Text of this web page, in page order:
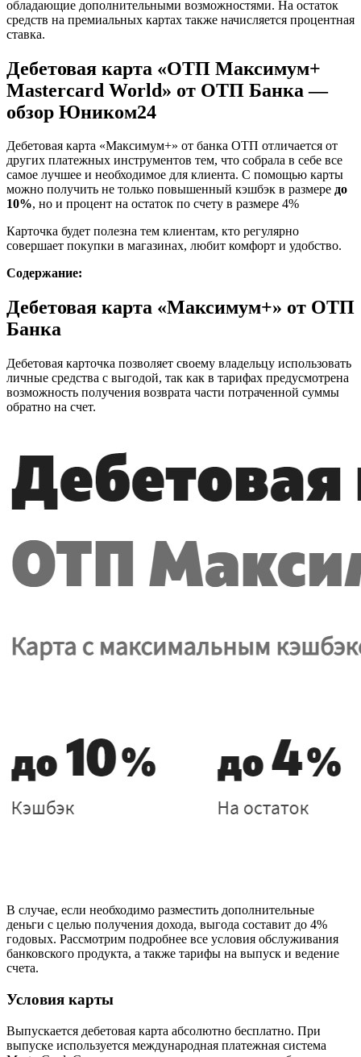
обладающие дополнительными возможностями. На остаток
средств на премиальных картах также начисляется процентная
ставка.
Дебетовая карта «ОТП Максимум+
Mastercard World» от ОТП Банка —
обзор Юником24
Дебетовая карта «Максимум+» от банка ОТП отличается от
других платежных инструментов тем, что собрала в себе все
самое лучшее и необходимое для клиента. С помощью карты
можно получить не только повышенный кэшбэк в размере до
10%, но и процент на остаток по счету в размере 4%
Карточка будет полезна тем клиентам, кто регулярно
совершает покупки в магазинах, любит комфорт и удобство.
Содержание:
Дебетовая карта «Максимум+» от ОТП
Банка
Дебетовая карточка позволяет своему владельцу использовать
личные средства с выгодой, так как в тарифах предусмотрена
возможность получения возврата части потраченной суммы
обратно на счет.
В случае, если необходимо разместить дополнительные
деньги с целью получения дохода, выгода составит до 4%
годовых. Рассмотрим подробнее все условия обслуживания
банковского продукта, а также тарифы на выпуск и ведение
счета.
Условия карты
Выпускается дебетовая карта абсолютно бесплатно. При
выпуске используется международная платежная система